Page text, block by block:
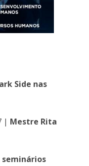
Side nas
| Mestre Rita